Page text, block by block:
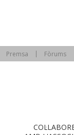
Premsa Fòrums